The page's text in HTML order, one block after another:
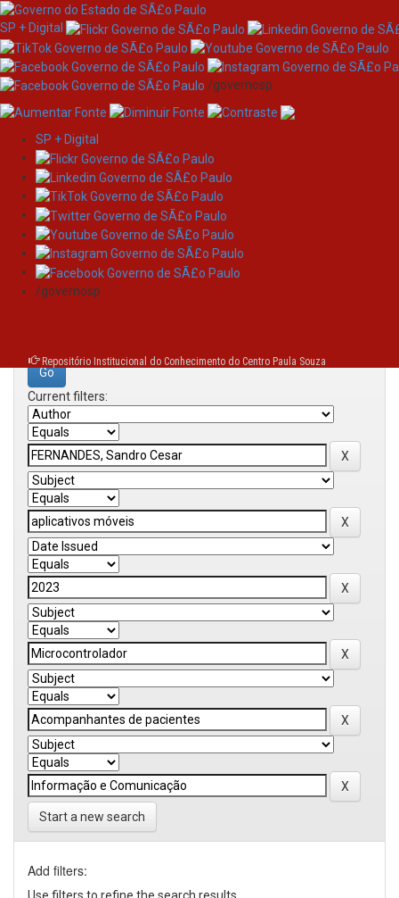
Skip
navigation
SP + Digital
/governosp
SP + Digital
/governosp
Repositório Institucional do Conhecimento do Centro Paula Souza
Search
Search:
Current filters:
Start a new search
Add filters: